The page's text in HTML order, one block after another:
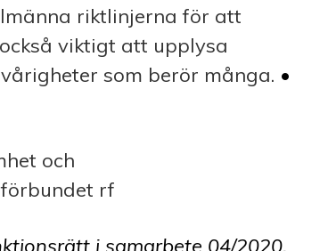
riktlinjerna för att
viktigt att upplysa
som berör många. •
och
rf
i samarbete 04/2020.